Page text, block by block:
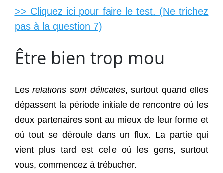
>> Cliquez ici pour faire le test. (Ne trichez
pas à la question 7)
Être bien trop mou
Lesrelations sont délicates, surtout quand elles
dépassent la période initiale de rencontre où les
deux partenaires sont au mieux de leur forme et
où tout se déroule dans un flux. La partie qui
vient plus tard est celle où les gens, surtout
vous, commencez à trébucher.